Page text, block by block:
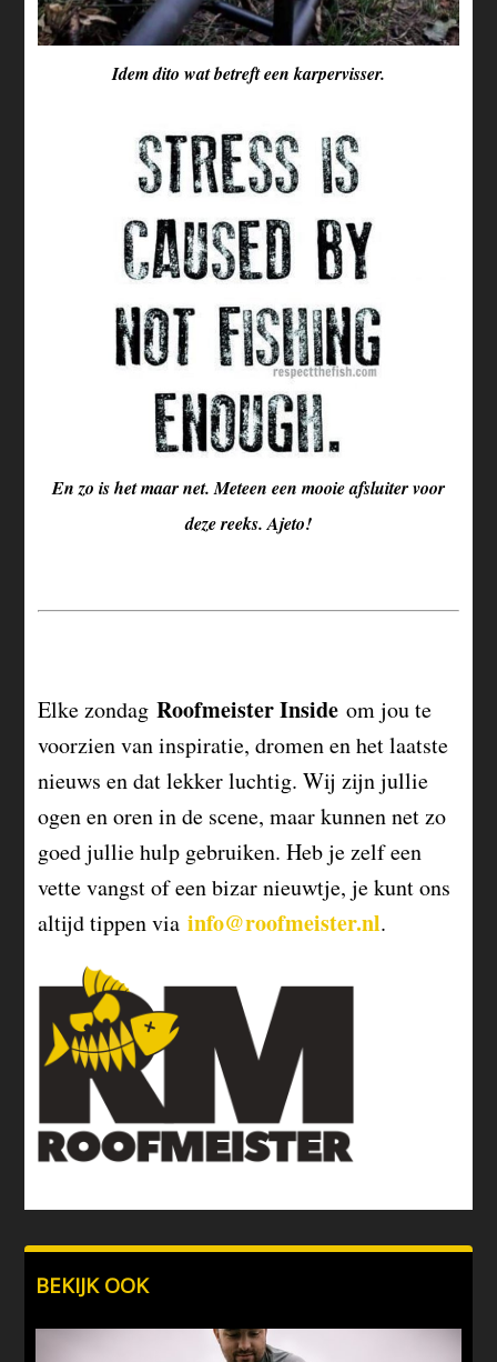
Idem dito wat betreft een karpervisser.
En zo is het maar net. Meteen een mooie afsluiter voor
deze reeks. Ajeto!
Elke zondagRoofmeister Inside om jou te
voorzien van inspiratie, dromen en het laatste
nieuws en dat lekker luchtig. Wij zijn jullie
ogen en oren in de scene, maar kunnen net zo
goed jullie hulp gebruiken. Heb je zelf een
vette vangst of een bizar nieuwtje, je kunt ons
altijd tippen viainfo@roofmeister.nl.
BEKIJK OOK